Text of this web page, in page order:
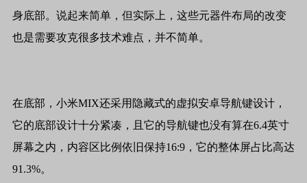
身底部。说起来简单，但实际上，这些元器件布局的改变
也是需要攻克很多技术难点，并不简单。
在底部，小米MIX还采用隐藏式的虚拟安卓导航键设计，
它的底部设计十分紧凑，且它的导航键也没有算在6.4英寸
屏幕之内，内容区比例依旧保持16:9，它的整体屏占比高达
91.3%。